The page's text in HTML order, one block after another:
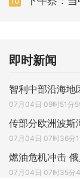
即时新闻
智利中部沿海地
07月04日 09时51分
传部分欧洲波斯
07月04日 07时36分
燃油危机冲击
07月04日 07时35分